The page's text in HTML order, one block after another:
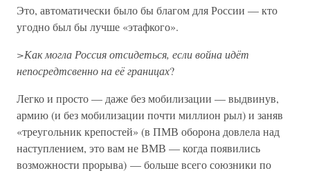
Это, автоматически было бы благом для России — кто
угодно был бы лучше «этафкого».
>Как могла Россия отсидеться, если война идёт
непосредтсвенно на её границах?
Легко и просто — даже без мобилизации — выдвинув,
армию (и без мобилизации почти миллион рыл) и заняв
«треугольник крепостей» (в ПМВ оборона довлела над
наступлением, это вам не ВМВ — когда появились
возможности прорыва) — больше всего союзники по